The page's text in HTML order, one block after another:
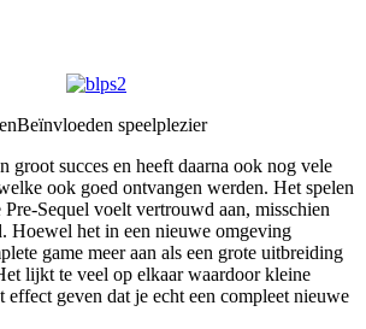
Beïnvloeden speelplezier
groot succes en heeft daarna ook nog vele
ook goed ontvangen werden. Het spelen
Sequel voelt vertrouwd aan, misschien
Hoewel het in een nieuwe omgeving
game meer aan als een grote uitbreiding
lijkt te veel op elkaar waardoor kleine
effect geven dat je echt een compleet nieuwe